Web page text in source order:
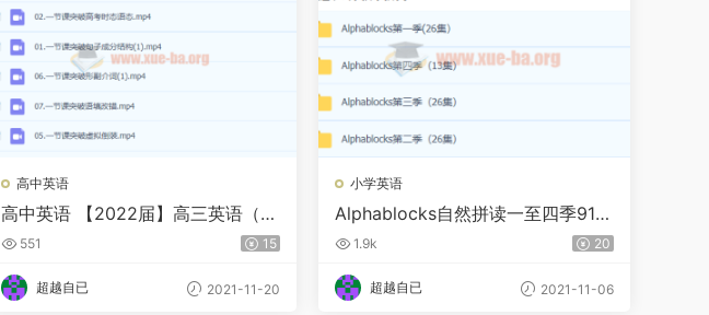
高中英语
高中英语 【2022届】高三英语（聂
宁）
551 15
超越自已 2021-11-20
小学英语
Alphablocks自然拼读一至四季91集
完整版 百度网盘下载
1.9k 20
超越自已 2021-11-06